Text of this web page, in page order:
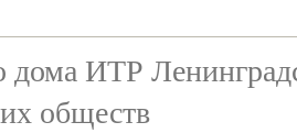
дома ИТР
обществ